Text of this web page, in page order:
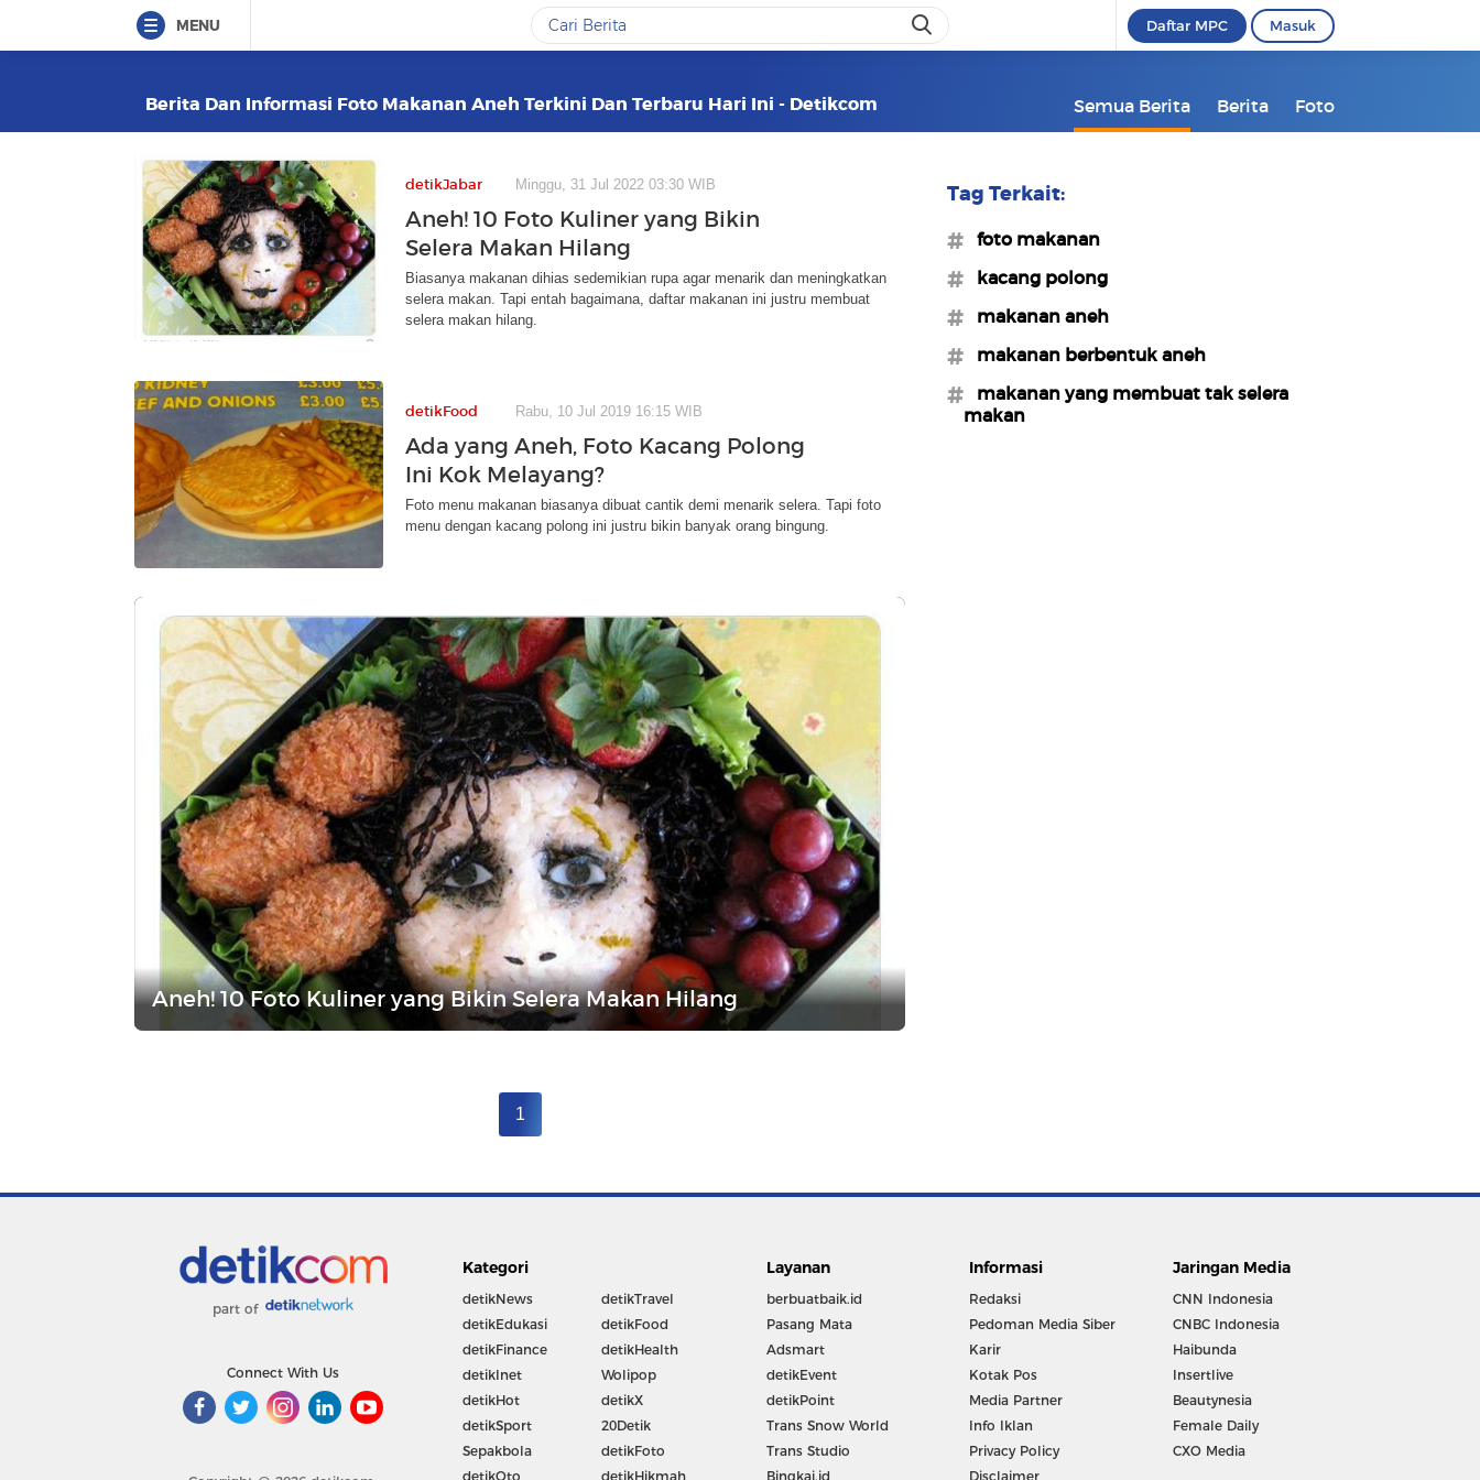
MENU Daftar MPC Masuk
Berita Dan Informasi Foto Makanan Aneh Terkini Dan Terbaru Hari Ini - Detikcom Semua Berita Berita Foto
detikJabar Minggu, 31 Jul 2022 03:30 WIB
Aneh! 10 Foto Kuliner yang Bikin
Selera Makan Hilang
Biasanya makanan dihias sedemikian rupa agar menarik dan meningkatkan
selera makan. Tapi entah bagaimana, daftar makanan ini justru membuat
selera makan hilang.
detikFood Rabu, 10 Jul 2019 16:15 WIB
Ada yang Aneh, Foto Kacang Polong
Ini Kok Melayang?
Foto menu makanan biasanya dibuat cantik demi menarik selera. Tapi foto
menu dengan kacang polong ini justru bikin banyak orang bingung.
Aneh! 10 Foto Kuliner yang Bikin Selera Makan Hilang
1
Tag Terkait:
#foto makanan
#kacang polong
#makanan aneh
#makanan berbentuk aneh
#makanan yang membuat tak selera
makan
part of
Connect With Us
Kategori
detikNews
detikEdukasi
detikFinance
detikInet
detikHot
detikSport
Sepakbola
detikOto
detikTravel
detikFood
detikHealth
Wolipop
detikX
20Detik
detikFoto
detikHikmah
Layanan
berbuatbaik.id
Pasang Mata
Adsmart
detikEvent
detikPoint
Trans Snow World
Trans Studio
Bingkai.id
Informasi
Redaksi
Pedoman Media Siber
Karir
Kotak Pos
Media Partner
Info Iklan
Privacy Policy
Disclaimer
Jaringan Media
CNN Indonesia
CNBC Indonesia
Haibunda
Insertlive
Beautynesia
Female Daily
CXO Media